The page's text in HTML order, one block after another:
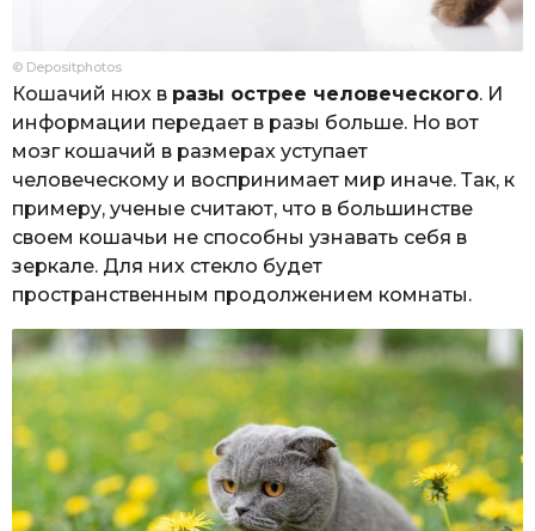
© Depositphotos
Кошачий нюх в разы острее человеческого. И
информации передает в разы больше. Но вот
мозг кошачий в размерах уступает
человеческому и воспринимает мир иначе. Так, к
примеру, ученые считают, что в большинстве
своем кошачьи не способны узнавать себя в
зеркале. Для них стекло будет
пространственным продолжением комнаты.